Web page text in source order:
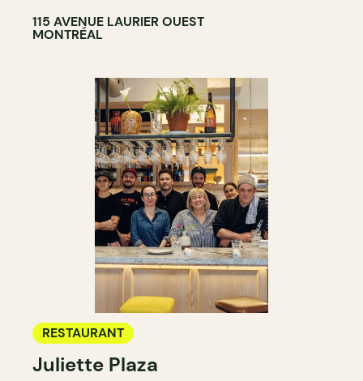
115 AVENUE LAURIER OUEST
MONTRÉAL
RESTAURANT
Juliette Plaza